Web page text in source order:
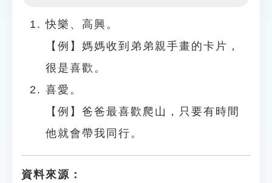
快樂、高興。
【例】媽媽收到弟弟親手畫的卡片，
很是喜歡。
喜愛。
【例】爸爸最喜歡爬山，只要有時間
他就會帶我同行。
資料來源：